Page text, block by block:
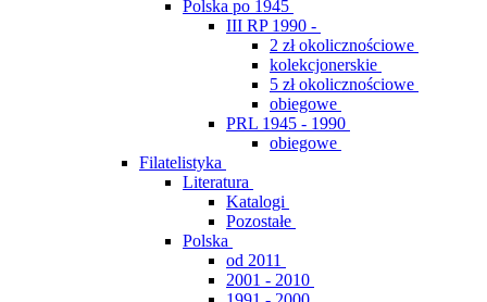
Polska po 1945
III RP 1990 -
2 zł okolicznościowe
kolekcjonerskie
5 zł okolicznościowe
obiegowe
PRL 1945 - 1990
obiegowe
Filatelistyka
Literatura
Katalogi
Pozostałe
Polska
od 2011
2001 - 2010